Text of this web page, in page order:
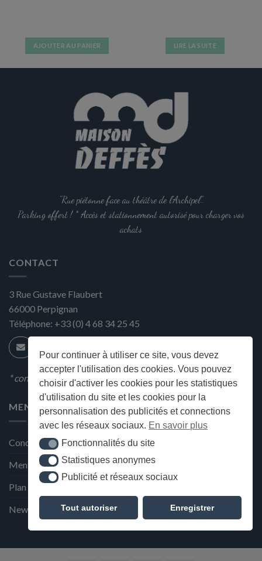
Pour continuer à utiliser ce site, vous devez
accepter l'utilisation des cookies. Vous pouvez
choisir d'activer les cookies pour les statistiques
d'utilisation du site et les cookies pour la
personnalisation des publicités et connections
avec les réseaux sociaux. En savoir plus
Fonctionnalités du site
Fonctionnalités du site
Statistiques anonymes
Statistiques anonymes
Publicité et réseaux sociaux
Publicité et réseaux sociaux
Tout autoriser Enregistrer
AJOUTER AU PANIER LIRE LA SUITE
"Rue piétonne face au théâtre de l'Archipel".
Parking offert ! * Accès et stationnement autorisé pour charger vos
achats
CONTACT
3 Rue Gustave Flaubert
66000 Perpignan
Téléphone: +33 (0) 4 68 34 25 45
* condition en magasin
MENU
Conditions générales de ventes
Mentions Légales et Politique de confidentialité
Plan du site
Newsletter de la Maison Deffès